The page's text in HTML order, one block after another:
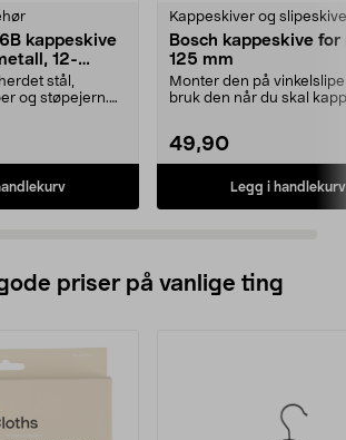
kappeskive
12-
stål,
og støpejern.
Kappeskiver og
Bosch kappeskive
125 mm
Monter den på
bruk den når du skal
49,90
Legg i handlekurv
priser på vanlige ting